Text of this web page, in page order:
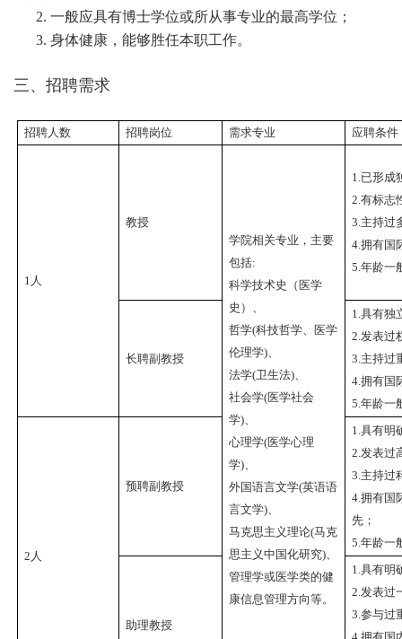
2. 一般应具有博士学位或所从事专业的最高学位；
3. 身体健康，能够胜任本职工作。
三、招聘需求
招聘人数 招聘岗位 需求专业 应聘条件
1 人
教授
学院相关专业，主要
包括:
科学技术史（医学
史）、
哲学(科技哲学、医学
伦理学)
法学(卫生法)
社会学(医学社会
学)
心理学(医学心理
学)
外国语言文学(英语语
言文学)
马克思主义理论(马克
思主义中国化研究)
管理学或医学类的健
康信息管理方向等。
1. 已形成
2.有标志
3. 主持过
4.拥有国
5.年龄一
长聘副教授
1.具有独
2. 发表过
3. 主持过
4.拥有国
5.年龄一
2 人
预聘副教授
1.具有明
2. 发表过
3. 主持过
4.拥有国
先；
5.年龄一
助理教授
1.具有明
2. 发表过
3.参与过